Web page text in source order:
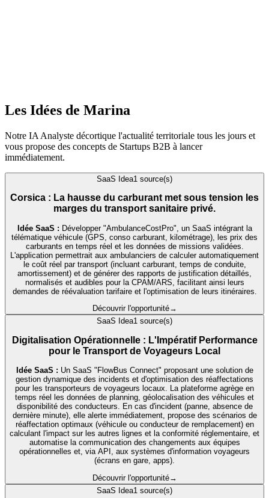
Les Idées de Marina
Notre IA Analyste décortique l'actualité territoriale tous les jours et
vous propose des concepts de Startups B2B à lancer
immédiatement.
SaaS Idea1 source(s)
Corsica : La hausse du carburant met sous tension les
marges du transport sanitaire privé.
Idée SaaS : Développer "AmbulanceCostPro", un SaaS intégrant la
télématique véhicule (GPS, conso carburant, kilométrage), les prix des
carburants en temps réel et les données de missions validées.
L'application permettrait aux ambulanciers de calculer automatiquement
le coût réel par transport (incluant carburant, temps de conduite,
amortissement) et de générer des rapports de justification détaillés,
normalisés et audibles pour la CPAM/ARS, facilitant ainsi leurs
demandes de réévaluation tarifaire et l'optimisation de leurs itinéraires.
Découvrir l'opportunité→
SaaS Idea1 source(s)
Digitalisation Opérationnelle : L'Impératif Performance
pour le Transport de Voyageurs Local
Idée SaaS : Un SaaS "FlowBus Connect" proposant une solution de
gestion dynamique des incidents et d'optimisation des réaffectations
pour les transporteurs de voyageurs locaux. La plateforme agrège en
temps réel les données de planning, géolocalisation des véhicules et
disponibilité des conducteurs. En cas d'incident (panne, absence de
dernière minute), elle alerte immédiatement, propose des scénarios de
réaffectation optimaux (véhicule ou conducteur de remplacement) en
calculant l'impact sur les autres lignes et la conformité réglementaire, et
automatise la communication des changements aux équipes
opérationnelles et, via API, aux systèmes d'information voyageurs
(écrans en gare, apps).
Découvrir l'opportunité→
SaaS Idea1 source(s)